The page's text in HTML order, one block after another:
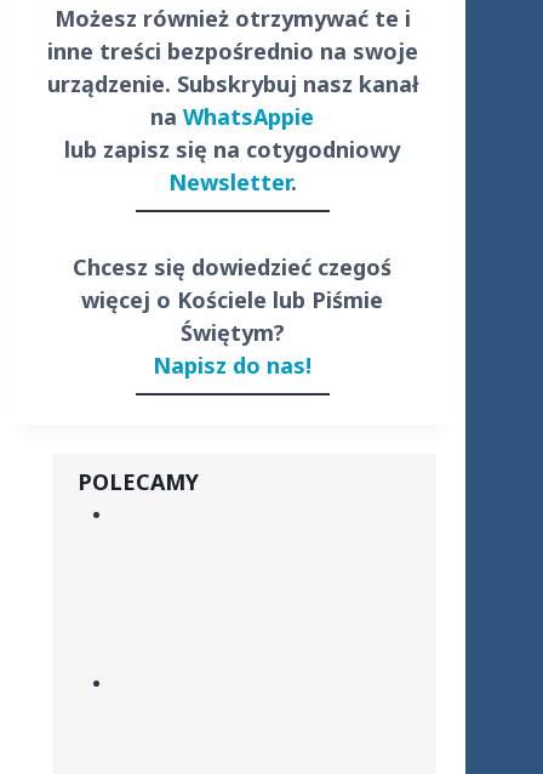
Możesz również otrzymywać te i
inne treści bezpośrednio na swoje
urządzenie. Subskrybuj nasz kanał
naWhatsAppie
lub zapisz się na cotygodniowy
Newsletter.
Chcesz się dowiedzieć czegoś
więcej o Kościele lub Piśmie
Świętym?
Napisz do nas!
POLECAMY